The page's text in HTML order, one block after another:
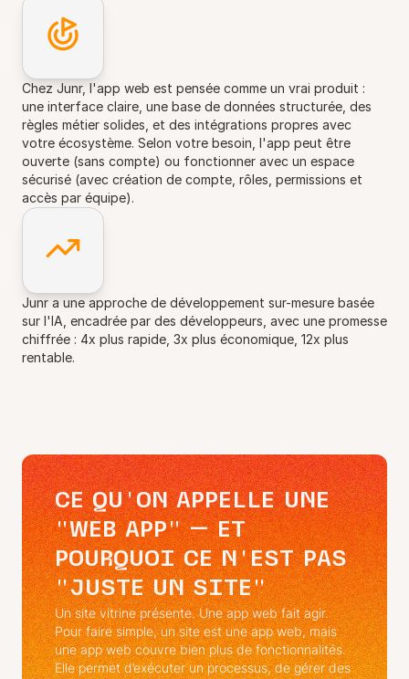
Chez Junr, l'app web est pensée comme un vrai produit :
une interface claire, une base de données structurée, des
règles métier solides, et des intégrations propres avec
votre écosystème. Selon votre besoin, l'app peut être
ouverte (sans compte) ou fonctionner avec un espace
sécurisé (avec création de compte, rôles, permissions et
accès par équipe).
Junr a une approche de développement sur-mesure basée
sur l'IA, encadrée par des développeurs, avec une promesse
chiffrée : 4x plus rapide, 3x plus économique, 12x plus
rentable.
CE QU'ON APPELLE UNE
"WEB APP" — ET
POURQUOI CE N'EST PAS
"JUSTE UN SITE"
Un site vitrine présente. Une app web fait agir.
Pour faire simple, un site est une app web, mais
une app web couvre bien plus de fonctionnalités.
Elle permet d’exécuter un processus, de gérer des